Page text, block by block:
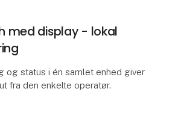
med display - lokal
og status i én samlet enhed giver
fra den enkelte operatør.